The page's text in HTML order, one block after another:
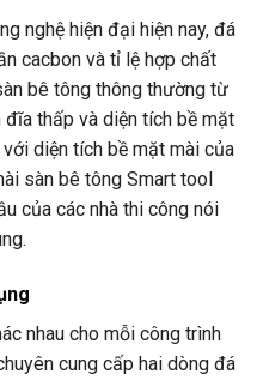
nghệ hiện đại hiện nay, đá
cacbon và tỉ lệ hợp chất
bê tông thông thường từ
thấp và diện tích bề mặt
diện tích bề mặt mài của
sàn bê tông Smart tool
của các nhà thi công nói
nhau cho mỗi công trình
cung cấp hai dòng đá